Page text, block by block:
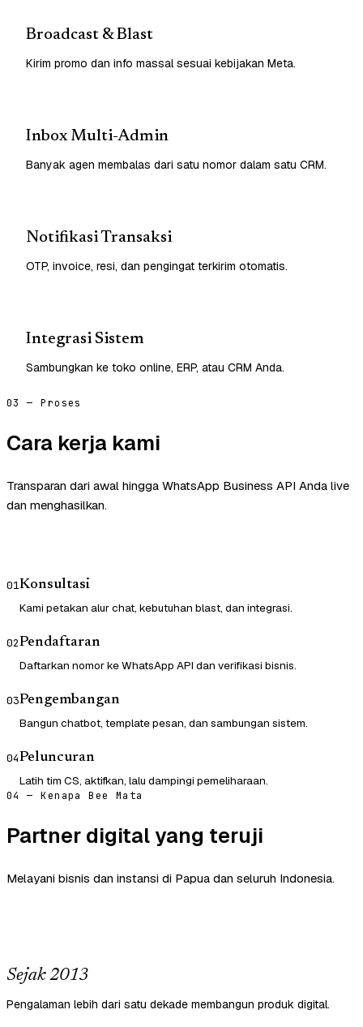
Broadcast & Blast
Kirim promo dan info massal sesuai kebijakan Meta.
Inbox Multi-Admin
Banyak agen membalas dari satu nomor dalam satu CRM.
Notifikasi Transaksi
OTP, invoice, resi, dan pengingat terkirim otomatis.
Integrasi Sistem
Sambungkan ke toko online, ERP, atau CRM Anda.
03 — Proses
Cara kerja kami
Transparan dari awal hingga WhatsApp Business API Anda live
dan menghasilkan.
01Konsultasi
Kami petakan alur chat, kebutuhan blast, dan integrasi.
02Pendaftaran
Daftarkan nomor ke WhatsApp API dan verifikasi bisnis.
03Pengembangan
Bangun chatbot, template pesan, dan sambungan sistem.
04Peluncuran
Latih tim CS, aktifkan, lalu dampingi pemeliharaan.
04 — Kenapa Bee Mata
Partner digital yang teruji
Melayani bisnis dan instansi di Papua dan seluruh Indonesia.
Sejak 2013
Pengalaman lebih dari satu dekade membangun produk digital.